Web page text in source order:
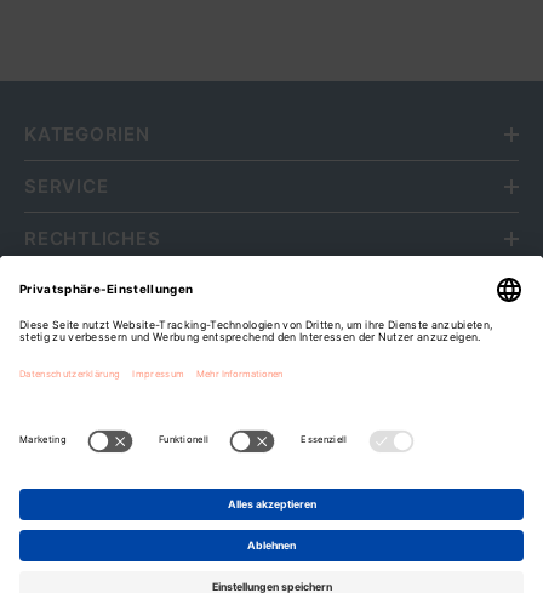
KATEGORIEN
SERVICE
RECHTLICHES
ÜBER UNS
Cookie-Einstellungen
Zahlungsarten